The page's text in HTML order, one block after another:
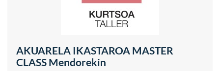
AKUARELA IKASTAROA MASTER
CLASS Mendorekin